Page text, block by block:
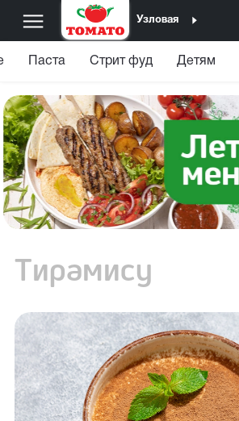
Узловая
Паста Стрит фуд Детям
Тирамису